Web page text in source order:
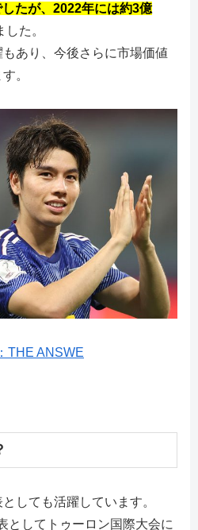
たが、2022年には約3億
した。
あり、今後さらに市場価値
。
THE ANSWE
しても活躍しています。
としてトゥーロン国際大会に